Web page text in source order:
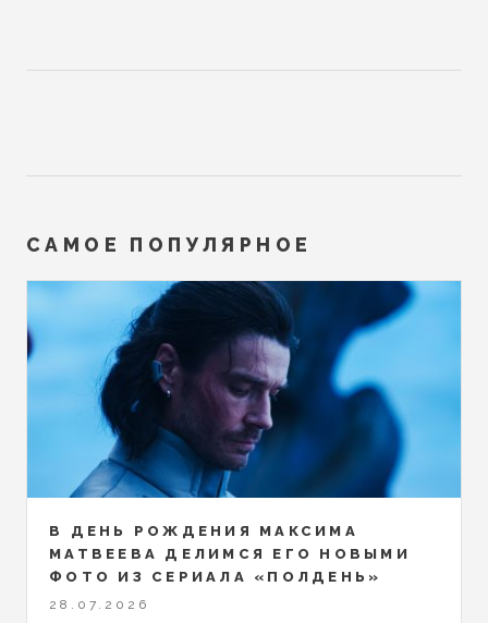
САМОЕ ПОПУЛЯРНОЕ
В ДЕНЬ РОЖДЕНИЯ МАКСИМА
МАТВЕЕВА ДЕЛИМСЯ ЕГО НОВЫМИ
ФОТО ИЗ СЕРИАЛА «ПОЛДЕНЬ»
28.07.2026